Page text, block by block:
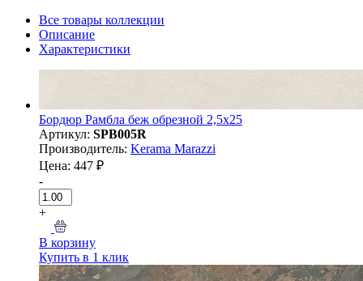
Все товары коллекции
Описание
Характеристики
Бордюр Рамбла беж обрезной 2,5x25
Артикул: SPB005R
Производитель: Kerama Marazzi
Цена: 447 ₽
-
+
В корзину
Купить в 1 клик